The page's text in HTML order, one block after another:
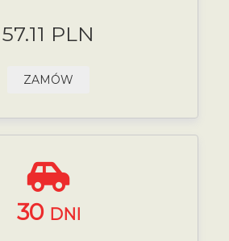
57.11 PLN
ZAMÓW
30 DNI